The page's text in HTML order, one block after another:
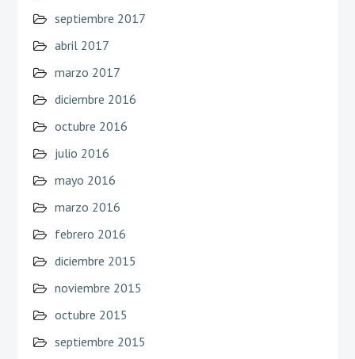
septiembre 2017
abril 2017
marzo 2017
diciembre 2016
octubre 2016
julio 2016
mayo 2016
marzo 2016
febrero 2016
diciembre 2015
noviembre 2015
octubre 2015
septiembre 2015